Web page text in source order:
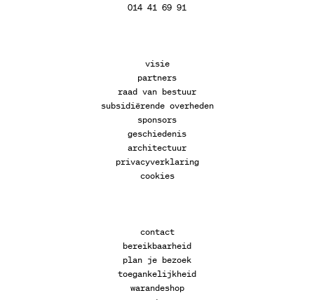
014 41 69 91
visie
partners
raad van bestuur
subsidiërende overheden
sponsors
geschiedenis
architectuur
privacyverklaring
cookies
contact
bereikbaarheid
plan je bezoek
toegankelijkheid
warandeshop